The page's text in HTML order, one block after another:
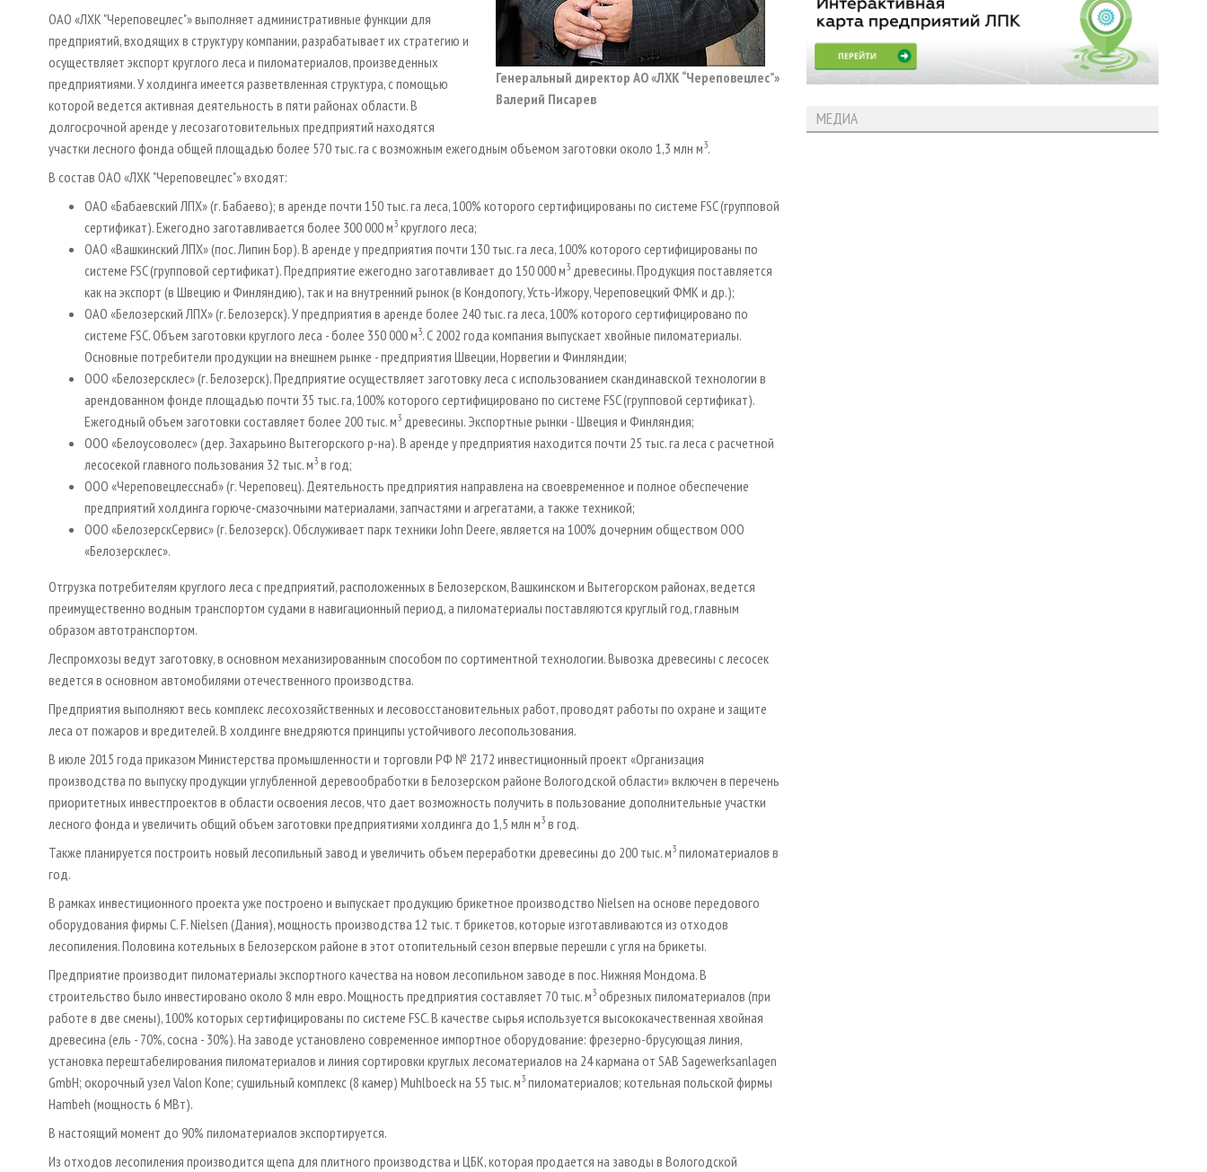
Генеральный директор АО «ЛХК “Череповецлес”»
Валерий Писарев
ОАО «ЛХК "Череповецлес"» выполняет административные функции для
предприятий, входящих в структуру компании, разрабатывает их стратегию и
осуществляет экспорт круглого леса и пиломатериалов, произведенных
предприятиями. У холдинга имеется разветвленная структура, с помощью
которой ведется активная деятельность в пяти районах области. В
долгосрочной аренде у лесозаготовительных предприятий находятся
участки лесного фонда общей площадью более 570 тыс. га с возможным ежегодным объемом заготовки около 1,3 млн м3.
В состав ОАО «ЛХК "Череповецлес"» входят:
ОАО «Бабаевский ЛПХ» (г. Бабаево); в аренде почти 150 тыс. га леса, 100% которого сертифицированы по системе FSC (групповой
сертификат). Ежегодно заготавливается более 300 000 м3 круглого леса;
ОАО «Вашкинский ЛПХ» (пос. Липин Бор). В аренде у предприятия почти 130 тыс. га леса, 100% которого сертифицированы по
системе FSC (групповой сертификат). Предприятие ежегодно заготавливает до 150 000 м3 древесины. Продукция поставляется
как на экспорт (в Швецию и Финляндию), так и на внутренний рынок (в Кондопогу, Усть-Ижору, Череповецкий ФМК и др.);
ОАО «Белозерский ЛПХ» (г. Белозерск). У предприятия в аренде более 240 тыс. га леса, 100% которого сертифицировано по
системе FSC. Объем заготовки круглого леса - более 350 000 м3. С 2002 года компания выпускает хвойные пиломатериалы.
Основные потребители продукции на внешнем рынке - предприятия Швеции, Норвегии и Финляндии;
ООО «Белозерсклес» (г. Белозерск). Предприятие осуществляет заготовку леса с использованием скандинавской технологии в
арендованном фонде площадью почти 35 тыс. га, 100% которого сертифицировано по системе FSC (групповой сертификат).
Ежегодный объем заготовки составляет более 200 тыс. м3 древесины. Экспортные рынки - Швеция и Финляндия;
ООО «Белоусоволес» (дер. Захарьино Вытегорского р-на). В аренде у предприятия находится почти 25 тыс. га леса с расчетной
лесосекой главного пользования 32 тыс. м3 в год;
ООО «Череповецлесснаб» (г. Череповец). Деятельность предприятия направлена на своевременное и полное обеспечение
предприятий холдинга горюче-смазочными материалами, запчастями и агрегатами, а также техникой;
ООО «БелозерскСервис» (г. Белозерск). Обслуживает парк техники John Deere, является на 100% дочерним обществом ООО
«Белозерсклес».
Отгрузка потребителям круглого леса с предприятий, расположенных в Белозерском, Вашкинском и Вытегорском районах, ведется
преимущественно водным транспортом судами в навигационный период, а пиломатериалы поставляются круглый год, главным
образом автотранспортом.
Леспромхозы ведут заготовку, в основном механизированным способом по сортиментной технологии. Вывозка древесины с лесосек
ведется в основном автомобилями отечественного производства.
Предприятия выполняют весь комплекс лесохозяйственных и лесовосстановительных работ, проводят работы по охране и защите
леса от пожаров и вредителей. В холдинге внедряются принципы устойчивого лесопользования.
В июле 2015 года приказом Министерства промышленности и торговли РФ № 2172 инвестиционный проект «Организация
производства по выпуску продукции углубленной деревообработки в Белозерском районе Вологодской области» включен в перечень
приоритетных инвестпроектов в области освоения лесов, что дает возможность получить в пользование дополнительные участки
лесного фонда и увеличить общий объем заготовки предприятиями холдинга до 1,5 млн м3 в год.
Также планируется построить новый лесопильный завод и увеличить объем переработки древесины до 200 тыс. м3 пиломатериалов в
год.
В рамках инвестиционного проекта уже построено и выпускает продукцию брикетное производство Nielsen на основе передового
оборудования фирмы C. F. Nielsen (Дания), мощность производства 12 тыс. т брикетов, которые изготавливаются из отходов
лесопиления. Половина котельных в Белозерском районе в этот отопительный сезон впервые перешли с угля на брикеты.
Предприятие производит пиломатериалы экспортного качества на новом лесопильном заводе в пос. Нижняя Мондома. В
строительство было инвестировано около 8 млн евро. Мощность предприятия составляет 70 тыс. м3 обрезных пиломатериалов (при
работе в две смены), 100% которых сертифицированы по системе FSC. В качестве сырья используется высококачественная хвойная
древесина (ель - 70%, сосна - 30%). На заводе установлено современное импортное оборудование: фрезерно-брусующая линия,
установка перештабелирования пиломатериалов и линия сортировки круглых лесоматериалов на 24 кармана от SAB Sagewerksanlagen
GmbH; окорочный узел Valon Kone; сушильный комплекс (8 камер) Muhlboeck на 55 тыс. м3 пиломатериалов; котельная польской фирмы
Hambeh (мощность 6 MBт).
В настоящий момент до 90% пиломатериалов экспортируется.
Из отходов лесопиления производится щепа для плитного производства и ЦБК, которая продается на заводы в Вологодской
МЕДИА